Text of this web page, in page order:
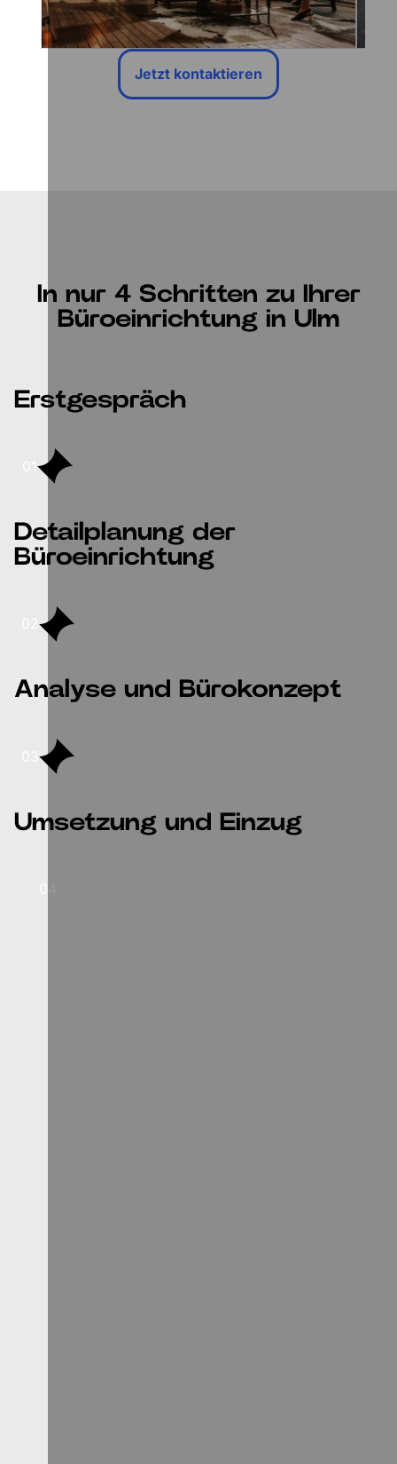
Jetzt kontaktieren
In nur 4 Schritten zu Ihrer
Büroeinrichtung in Ulm
Erstgespräch
Detailplanung der
Büroeinrichtung
Analyse und Bürokonzept
Umsetzung und Einzug